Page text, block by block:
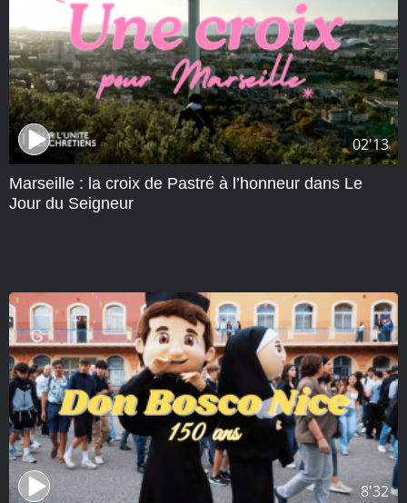
02'13
Marseille : la croix de Pastré à l’honneur dans Le
Jour du Seigneur
8'32